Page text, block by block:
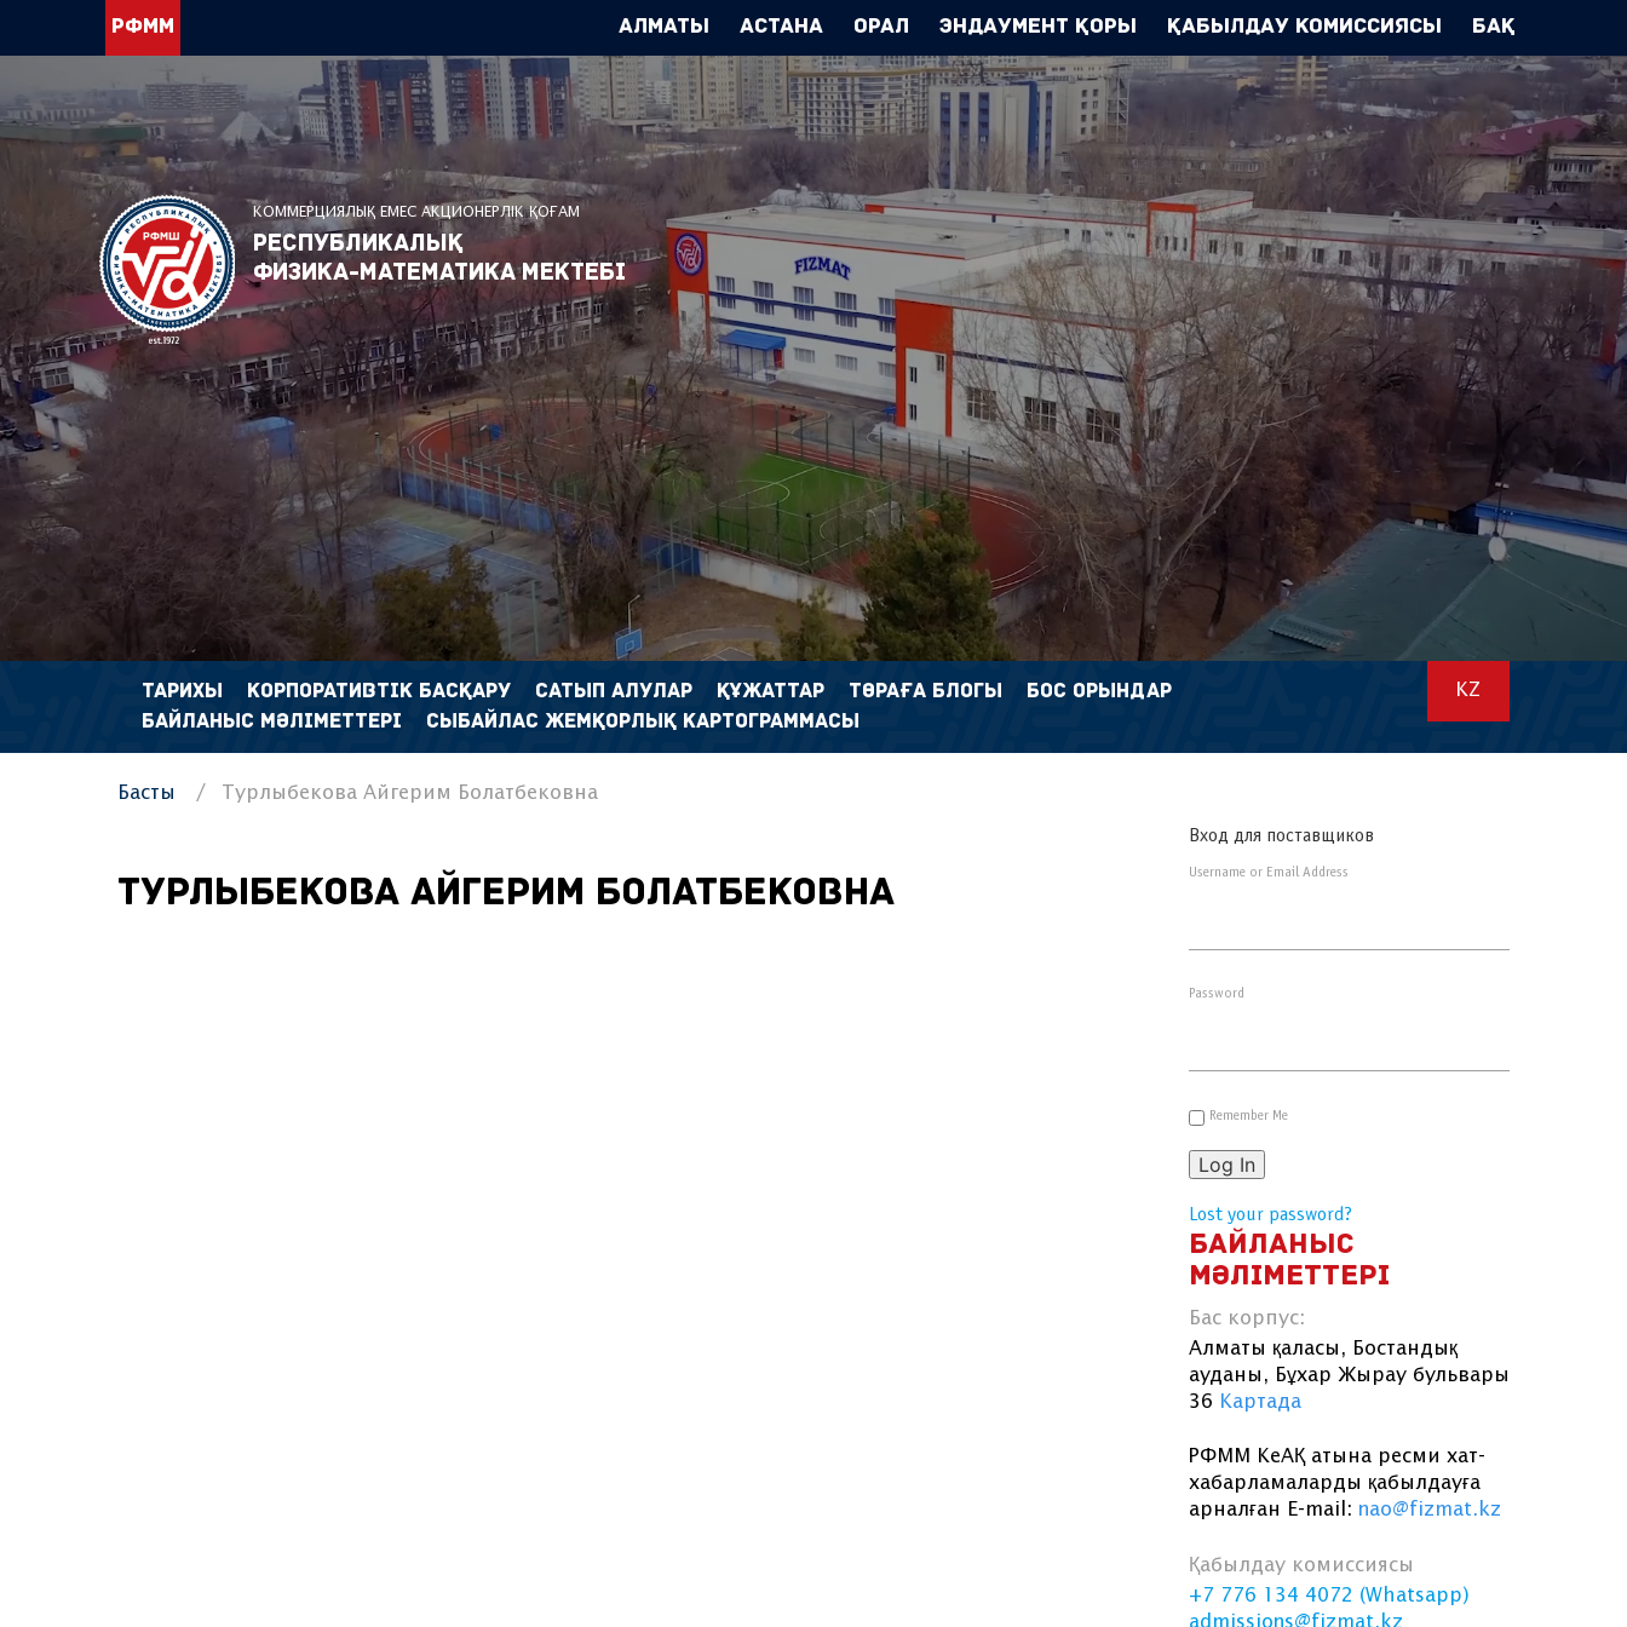
РФММ Алматы Астана Орал Эндаумент Қоры Қабылдау комиссиясы БАҚ
КОММЕРЦИЯЛЫҚ ЕМЕС АКЦИОНЕРЛІК ҚОҒАМ
Республикалық
физика-математика мектебі
ТАРИХЫ КОРПОРАТИВТІК БАСҚАРУ САТЫП АЛУЛАР ҚҰЖАТТАР ТӨРАҒА БЛОГЫ
БОС ОРЫНДАР
БАЙЛАНЫС МӘЛІМЕТТЕРІ
СЫБАЙЛАС ЖЕМҚОРЛЫҚ КАРТОГРАММАСЫ
KZ
Басты Турлыбекова Айгерим Болатбековна
Турлыбекова Айгерим Болатбековна
Вход для поставщиков
Username or Email Address
Password
Remember Me
Log In
Lost your password?
БАЙЛАНЫС
МӘЛІМЕТТЕРІ
Бас корпус:
Алматы қаласы, Бостандық
ауданы, Бұхар Жырау бульвары
36
Картада
РФММ КеАҚ атына ресми хат-
хабарламаларды қабылдауға
арналған E-mail: nao@fizmat.kz
Қабылдау комиссиясы
+7 776 134 4072 (Whatsapp)
admissions@fizmat.kz